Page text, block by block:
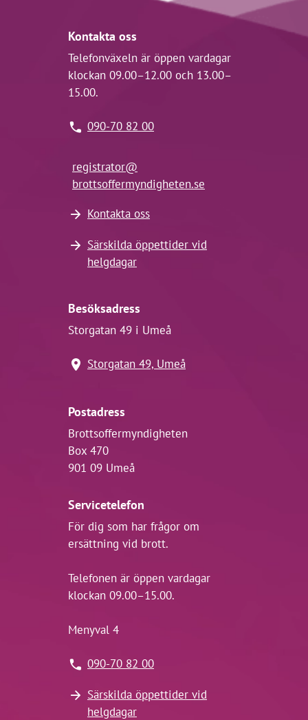
Kontakta oss
Telefonväxeln är öppen vardagar
klockan 09.00–12.00 och 13.00–
15.00.
090-70 82 00
registrator@
brottsoffermyndigheten.se
Kontakta oss
Särskilda öppettider vid
helgdagar
Besöksadress
Storgatan 49 i Umeå
Storgatan 49, Umeå
Postadress
Brottsoffermyndigheten
Box 470
901 09 Umeå
Servicetelefon
För dig som har frågor om
ersättning vid brott.
Telefonen är öppen vardagar
klockan 09.00–15.00.
Menyval 4
090-70 82 00
Särskilda öppettider vid
helgdagar